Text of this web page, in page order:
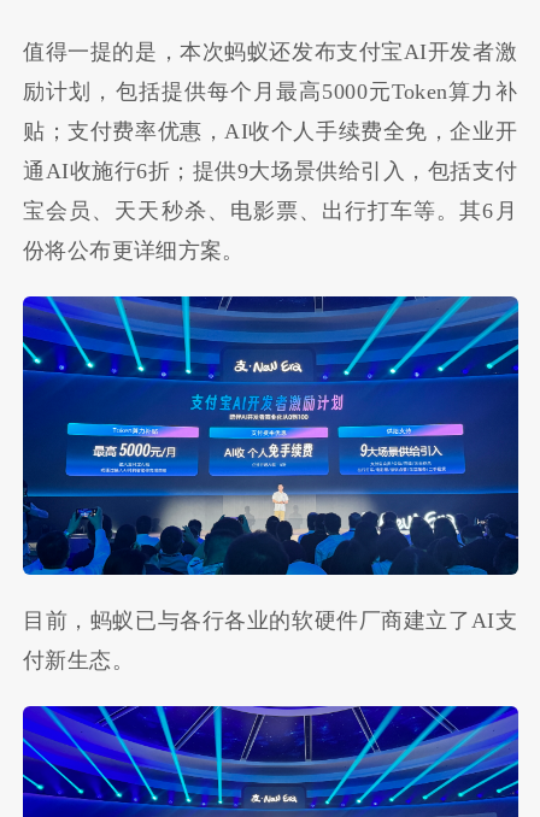
值得一提的是，本次蚂蚁还发布支付宝AI开发者激
励计划，包括提供每个月最高5000元Token算力补
贴；支付费率优惠，AI收个人手续费全免，企业开
通AI收施行6折；提供9大场景供给引入，包括支付
宝会员、天天秒杀、电影票、出行打车等。其6月
份将公布更详细方案。
目前，蚂蚁已与各行各业的软硬件厂商建立了AI支
付新生态。